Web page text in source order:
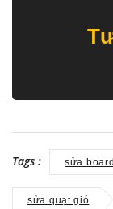
Tags : sửa
sửa quạt gió